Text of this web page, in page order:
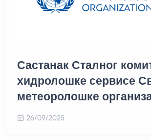
Састанак Сталног
хидролошке сервисе
метеоролошке
26/09/2025